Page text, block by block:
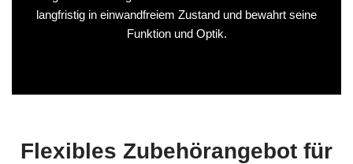
langfristig in einwandfreiem Zustand und bewahrt seine
Funktion und Optik.
Flexibles Zubehörangebot für